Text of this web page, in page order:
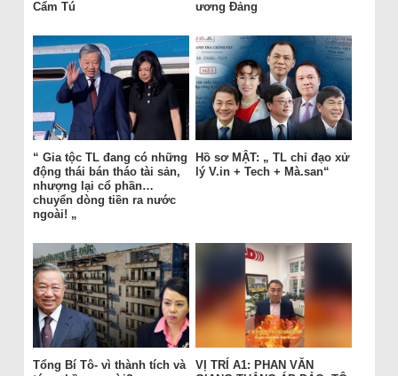
Cẩm Tú ương Đảng
“ Gia tộc TL đang có những
động thái bán tháo tài sản,
nhượng lại cổ phần…
chuyển dòng tiền ra nước
ngoài! „
Hồ sơ MẬT: „ TL chỉ đạo xử
lý V.in + Tech + Mà.san“
Tổng Bí Tô- vì thành tích và
VỊ TRÍ A1: PHAN VĂN